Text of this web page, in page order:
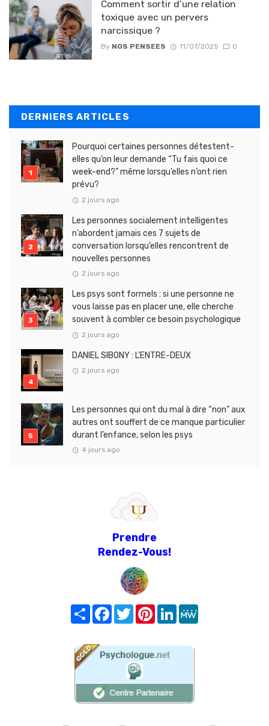
Comment sortir d’une relation
toxique avec un pervers
narcissique ?
By NOS PENSEES 11/07/2025 0
DERNIERS ARTICLES
Pourquoi certaines personnes détestent-
elles qu’on leur demande “Tu fais quoi ce
week-end?” même lorsqu’elles n’ont rien
prévu?
2 jours ago
Les personnes socialement intelligentes
n’abordent jamais ces 7 sujets de
conversation lorsqu’elles rencontrent de
nouvelles personnes
2 jours ago
Les psys sont formels : si une personne ne
vous laisse pas en placer une, elle cherche
souvent à combler ce besoin psychologique
2 jours ago
DANIEL SIBONY : L’ENTRE-DEUX
2 jours ago
Les personnes qui ont du mal à dire “non” aux
autres ont souffert de ce manque particulier
durant l’enfance, selon les psys
4 jours ago
Prendre
Rendez-Vous!
Share FacebookTwitterPinterest
LinkedIn